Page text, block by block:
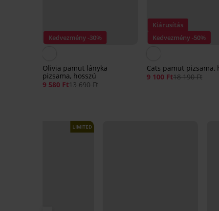
Kedvezmény -30%
Olivia pamut lányka
pizsama, hosszú
9 580 Ft13 690 Ft
Kiárusítás
Kedvezmény -50%
Cats pamut pizsama,
9 100 Ft18 190 Ft
LIMITED